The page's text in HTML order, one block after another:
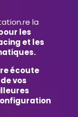
la
les
et les
écoute
vos